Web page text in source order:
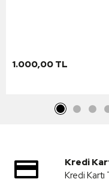
1.000,00 TL
Kredi
Kredi